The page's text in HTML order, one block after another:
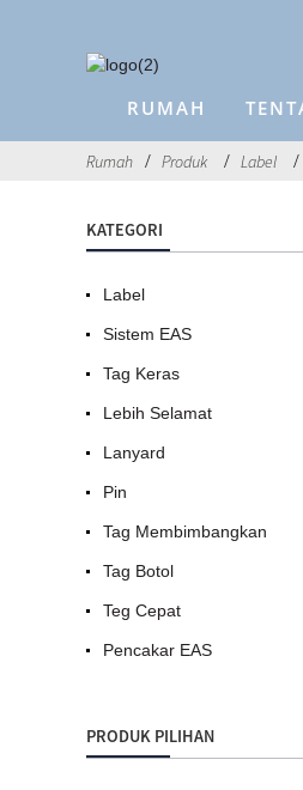
RUMAH
Rumah Produk Label
KATEGORI
Label
Sistem EAS
Tag Keras
Lebih Selamat
Lanyard
Pin
Tag Membimbangkan
Tag Botol
Teg Cepat
Pencakar EAS
PRODUK PILIHAN